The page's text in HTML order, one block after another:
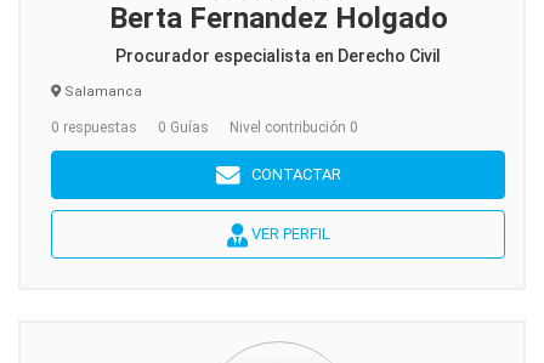
Berta Fernandez Holgado
Procurador especialista en Derecho Civil
Salamanca
0 respuestas 0 Guías Nivel contribución 0
CONTACTAR
VER PERFIL